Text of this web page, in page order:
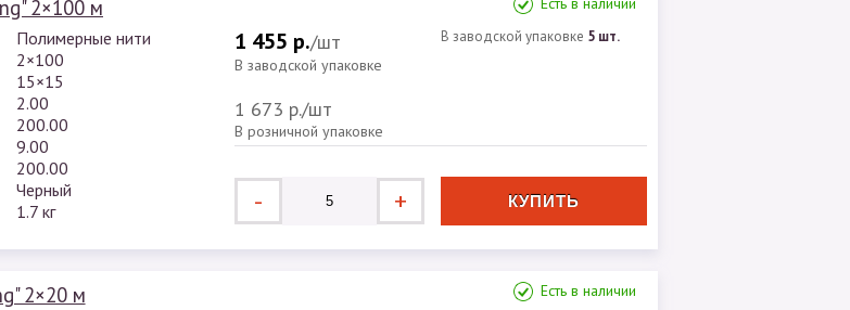
2×100 м
Полимерные нити
2×100
15×15
2.00
200.00
9.00
200.00
Черный
1.7 кг
1 455 р./шт
В заводской упаковке
1 673 р./шт
В розничной упаковке
В заводской упаковке 5 шт.
- +
2×20 м Есть в наличии